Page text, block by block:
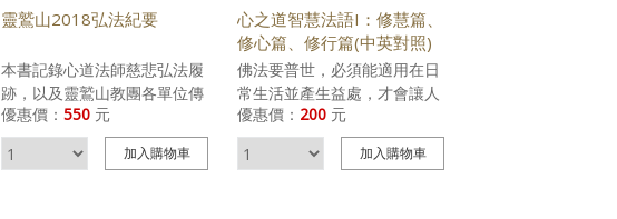
僧、飯僧，水陸法會齋僧可以
讓我們增加福報、去除障礙，
解脫執著，然後我們才可以廣
結善緣。此外，齋僧用清淨
心、恭敬心、虔誠心來供養僧
寶，這會讓眾生將自己平常對
物質的貪欲、執著除去，進而
培養慈悲、感恩六道眾生之
靈鷲山2018弘法紀要
本書記錄心道法師慈悲弘法履
跡，以及靈鷲山教團各單位傳
揚志業點滴，為教團二○一八
年度紀錄年鑑。 我們跟地球就
是生命共同體， 地球的健康就
優惠價： 550 元
加入購物車
心之道智慧法語I：修慧篇、
修心篇、修行篇(中英對照)
佛法要普世，必須能適用在日
常生活並產生益處，才會讓人
生起禪悅心，進而想要追求佛
法的清淨與無染。
優惠價： 200 元
加入購物車